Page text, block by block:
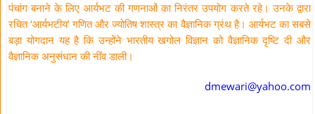
पंचांग बनाने के लिए आर्यभट की गणनाओं का निरंतर उपयोग करते रहे। उनके द्वारा
रचित ‘आर्यभटीय’ गणित और ज्योतिष शास्त्र का वैज्ञानिक ग्रंथ है। आर्यभट का सबसे
बड़ा योगदान यह है कि उन्होंने भारतीय खगोल विज्ञान को वैज्ञानिक दृष्टि दी और
वैज्ञानिक अनुसंधान की नींव डाली।
dmewari@yahoo.com